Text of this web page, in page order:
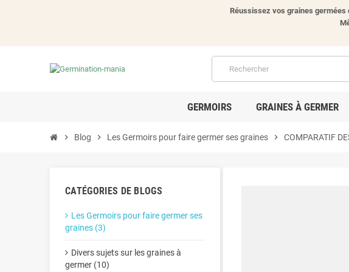
Réussissez vos graines germées
GERMOIRS GRAINES À GERMER
chevron_right Blog chevron_right Les Germoirs pour faire germer ses graines chevron_right COMPARATIF
CATÉGORIES DE BLOGS
Les Germoirs pour faire germer ses
graines (3)
Divers sujets sur les graines à
germer (10)